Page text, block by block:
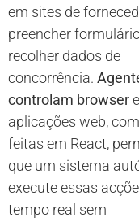
em sites de
preencher
recolher dados de
concorrência.
controlam browser
aplicações web,
feitas em React,
que um sistema
execute essas
tempo real sem